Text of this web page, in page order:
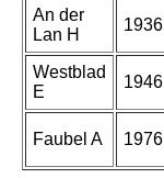
An der
Lan H
1936
Westblad
E
1946
Faubel A 1976